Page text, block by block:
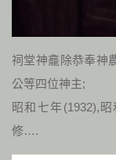
祠堂神龕除恭奉神
公等四位神主;
昭和七年(1932),
修….